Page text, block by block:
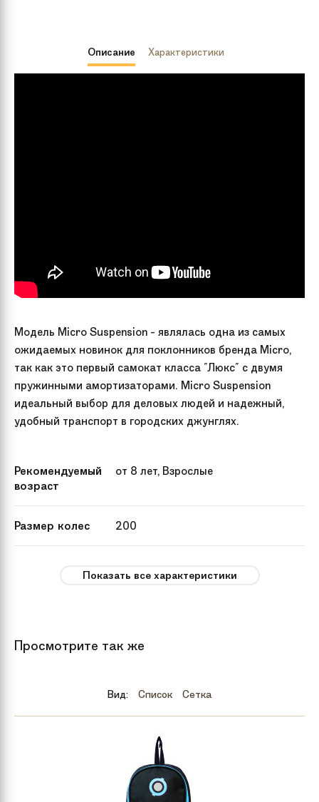
Описание Характеристики
Модель Micro Suspension - являлась одна из самых
ожидаемых новинок для поклонников бренда Micro,
так как это первый самокат класса "Люкс" с двумя
пружинными амортизаторами. Micro Suspension
идеальный выбор для деловых людей и надежный,
удобный транспорт в городских джунглях.
Рекомендуемый
возраст
от 8 лет, Взрослые
Размер колес 200
Micro Suspension
Самокат в индивидуальной
подарочной упаковке
Алюминий
Показать все характеристики
Просмотрите так же
Вид: Список Сетка